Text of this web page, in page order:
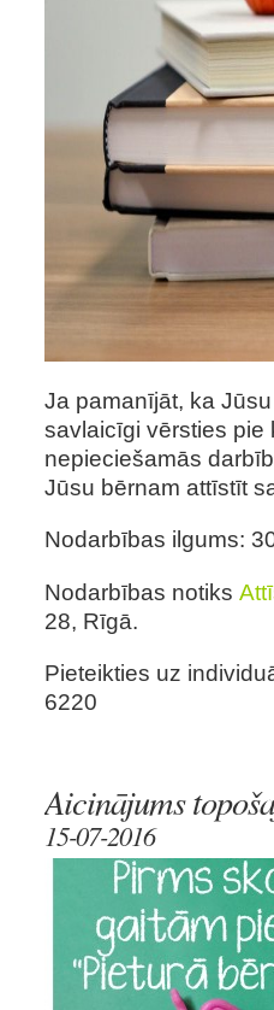
Ja pamanījāt, ka
savlaicīgi vērsties pie
nepieciešamās
Jūsu bērnam attīstīt
Nodarbības ilgums:
Nodarbības notiks
28, Rīgā.
Pieteikties uz
6220
Aicinājums
15-07-2016